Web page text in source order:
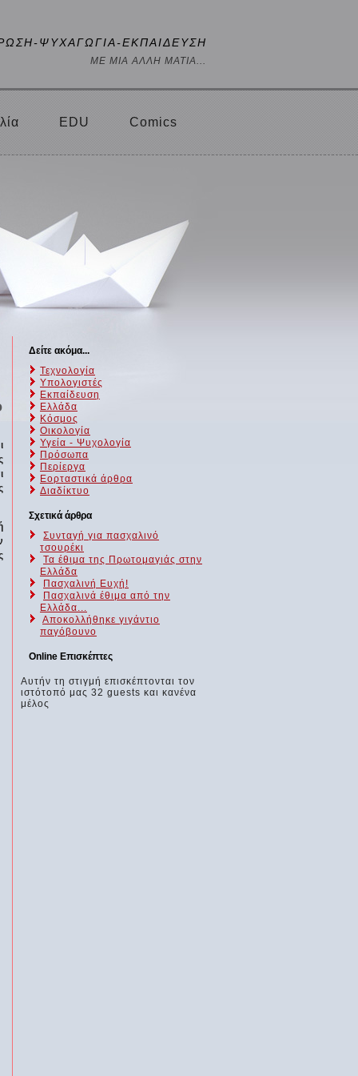
ΨΥΧΑΓΩΓΙΑ-ΕΚΠΑΙΔΕΥΣΗ
ΜΕ ΜΙΑ ΑΛΛΗ ΜΑΤΙΑ...
EDU Comics
Δείτε ακόμα...
Τεχνολογία
Υπολογιστές
Εκπαίδευση
Ελλάδα
Κόσμος
Οικολογία
Υγεία - Ψυχολογία
Πρόσωπα
Περίεργα
Εορταστικά άρθρα
Διαδίκτυο
Σχετικά άρθρα
Συνταγή για πασχαλινό
τσουρέκι
Τα έθιμα της Πρωτομαγιάς στην
Ελλάδα
Πασχαλινή Ευχή!
Πασχαλινά έθιμα από την
Ελλάδα...
Aποκολλήθηκε γιγάντιο
παγόβουνο
Online Επισκέπτες
Αυτήν τη στιγμή επισκέπτονται τον
ιστότοπό μας 32 guests και κανένα
μέλος